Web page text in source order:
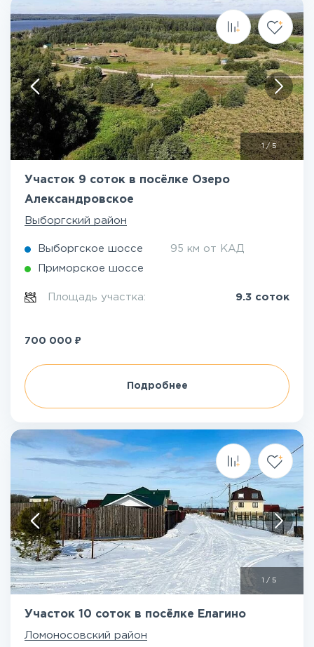
1/5
Участок 9 соток в посёлке Озеро
Александровское
Выборгский район
Выборгское шоссе 95 км от КАД
Приморское шоссе
Площадь участка: 9.3 соток
700 000 ₽
Подробнее
/ 5
Участок 10 соток в посёлке Елагино
Ломоносовский район